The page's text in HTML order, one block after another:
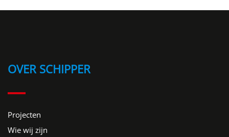
OVER SCHIPPER
Projecten
Wie wij zijn